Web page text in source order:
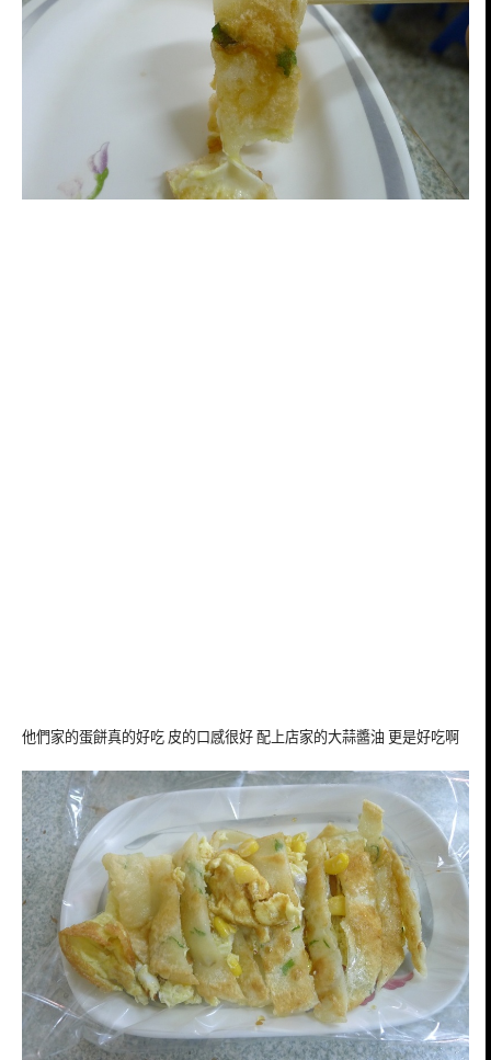
他們家的蛋餅真的好吃 皮的口感很好 配上店家的大蒜醬油 更是好吃啊